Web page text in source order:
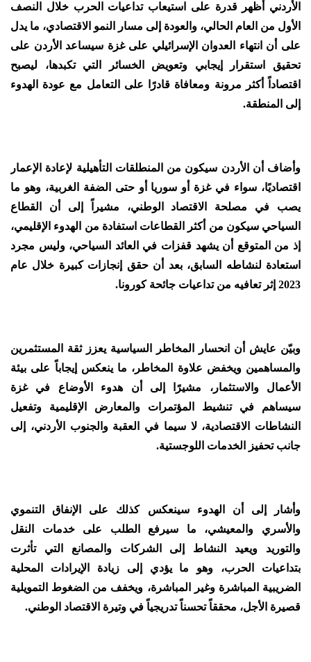
الأردني أظهر قدرة على استيعاب تداعيات الحرب خلال النصف
الأول من العام الحالي، والعودة إلى مسار النمو الاقتصادي، ما يدل
على أن انتهاء العدوان الإسرائيلي على غزة سيساعد الأردن على
تحقيق استقرار إيجابي وتعويض الخسائر التي تكبدها، ليصبح
اقتصاداً أكثر مرونة ومعافاة قادرًا على التعامل مع عودة الهدوء
إلى المنطقة.
وأضاف أن الأردن سيكون من المنطلقات التأهيلية لإعادة الإعمار
اقتصاديًا، سواء في غزة أو سوريا أو حتى الضفة الغربية، وهو ما
يصب في مصلحة الاقتصاد الوطني، مشيراً إلى أن القطاع
السياحي سيكون من أكثر القطاعات استفادة من الهدوء الإقليمي،
إذ من المتوقع أن يشهد قفزات في العائد السياحي، وليس مجرد
استعادة لنشاطه السابق، بعد أن حقق إنجازات كبيرة خلال عام
2023 إثر تعافيه من تداعيات جائحة كورونا.
وبيّن عايش أن انحسار المخاطر السياسية يعزز ثقة المستثمرين
والمساهمين ويخفض علاوة المخاطر، ما ينعكس إيجاباً على بيئة
الأعمال والاستثمار، مشيرًا إلى أن هدوء الأوضاع في غزة
سيساهم في تنشيط المؤتمرات والمعارض الإقليمية وتفعيل
النشاطات الاقتصادية، لا سيما في العقبة والجنوب الأردني، إلى
جانب تحفيز الخدمات اللوجستية.
وأشار إلى أن الهدوء سينعكس كذلك على الإنفاق التنموي
والأسري والمعيشي، ما سيرفع الطلب على خدمات النقل
والتوريد ويعيد النشاط إلى الشركات والمصانع التي تأثرت
بتداعيات الحرب، وهو ما يؤدي إلى زيادة الإيرادات المحلية
الضريبية المباشرة وغير المباشرة، ويخفف من الضغوط التمويلية
قصيرة الأجل، محققاً تحسناً تدريجياً في وتيرة الاقتصاد الوطني.